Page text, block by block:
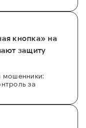
кнопка» на
защиту
мошенники:
за